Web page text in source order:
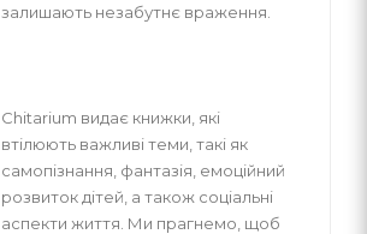
залишають незабутнє враження.
Chitarium видає книжки, які
втілюють важливі теми, такі як
самопізнання, фантазія, емоційний
розвиток дітей, а також соціальні
аспекти життя. Ми прагнемо, щоб